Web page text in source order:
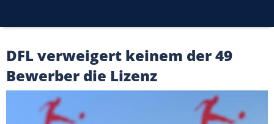
DFL verweigert keinem der 49
Bewerber die Lizenz